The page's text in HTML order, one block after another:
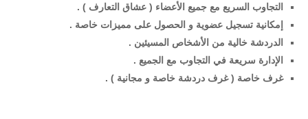
التجاوب السريع مع جميع الأعضاء ( عشاق التعارف ) .
إمكانية تسجيل عضوية و الحصول على مميزات خاصة .
الدردشة خالية من الأشخاص المسيئين .
الإدارة سريعة في التجاوب مع الجميع .
غرف خاصة ( غرف دردشة خاصة و مجانية ) .